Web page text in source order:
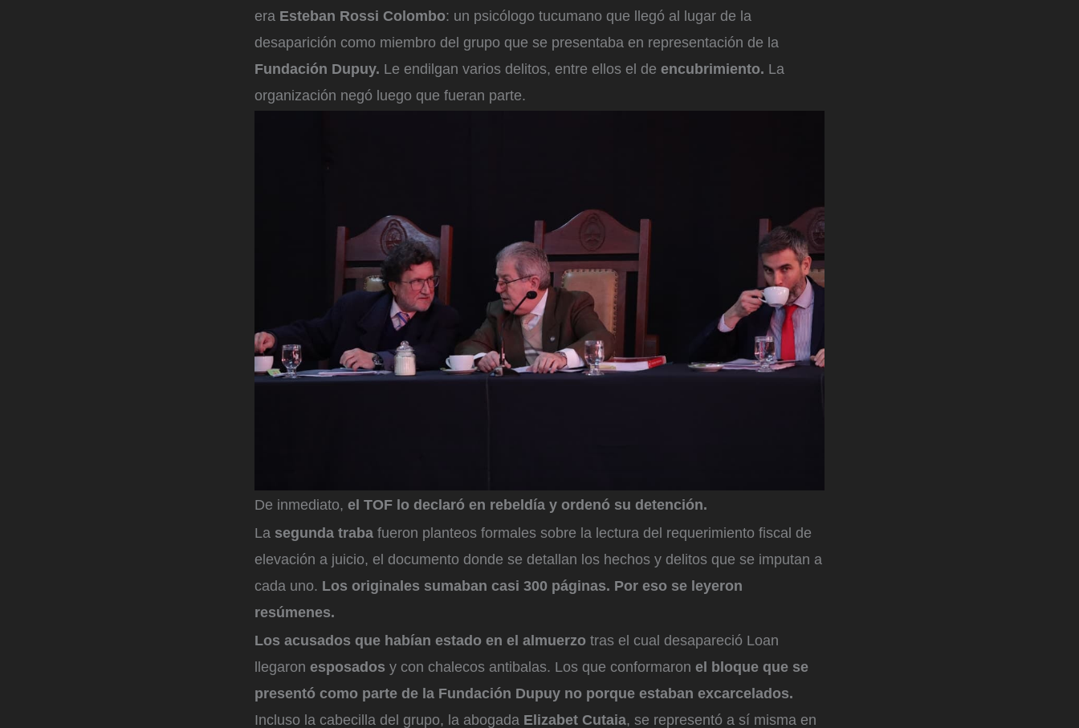
era Esteban Rossi Colombo: un psicólogo tucumano que llegó al lugar de la
desaparición como miembro del grupo que se presentaba en representación de la
Fundación Dupuy. Le endilgan varios delitos, entre ellos el de encubrimiento. La
organización negó luego que fueran parte.
De inmediato, el TOF lo declaró en rebeldía y ordenó su detención.
La segunda traba fueron planteos formales sobre la lectura del requerimiento fiscal de
elevación a juicio, el documento donde se detallan los hechos y delitos que se imputan a
cada uno. Los originales sumaban casi 300 páginas. Por eso se leyeron
resúmenes.
Los acusados que habían estado en el almuerzo tras el cual desapareció Loan
llegaron esposados y con chalecos antibalas. Los que conformaron el bloque que se
presentó como parte de la Fundación Dupuy no porque estaban excarcelados.
Incluso la cabecilla del grupo, la abogada Elizabet Cutaia, se representó a sí misma en